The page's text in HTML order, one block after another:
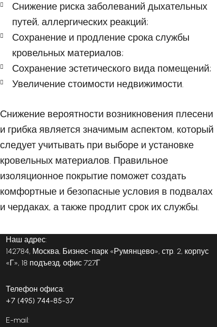
Снижение риска заболеваний дыхательных
путей, аллергических реакций;
Сохранение и продление срока службы
кровельных материалов;
Сохранение эстетического вида помещений;
Увеличение стоимости недвижимости.
Снижение вероятности возникновения плесени
и грибка является значимым аспектом, который
следует учитывать при выборе и установке
кровельных материалов. Правильное
изоляционное покрытие поможет создать
комфортные и безопасные условия в подвалах
и чердаках, а также продлит срок их службы.
Наш адрес:
142784, Москва, Бизнес-парк «Румянцево», стр. 2, корпус
«Г», 18 подъезд, офис 727Г
Телефон офиса:
+7 (495) 744-85-37
E-mail: